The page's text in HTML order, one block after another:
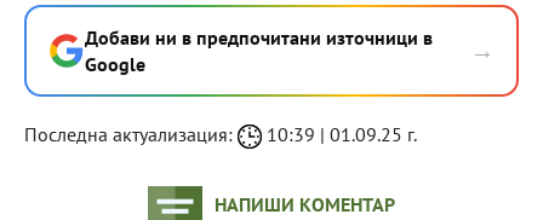
Добави ни в предпочитани източници в
Google
→
Последна актуализация: 10:39 | 01.09.25 г.
НАПИШИ КОМЕНТАР